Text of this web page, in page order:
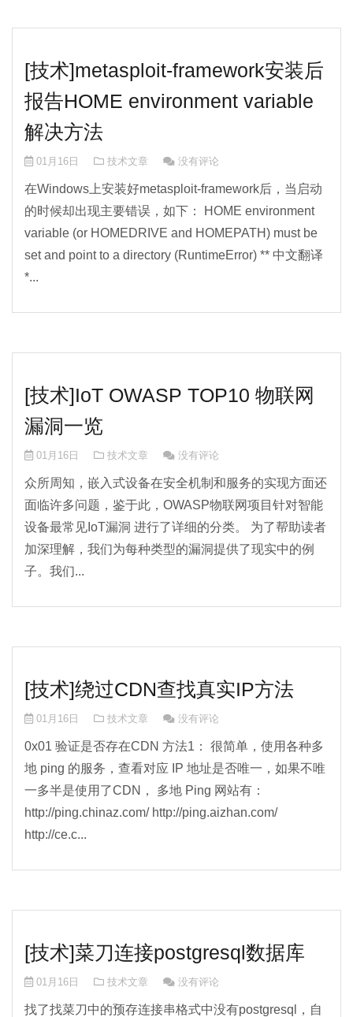
[技术]metasploit-framework安装后
报告HOME environment variable
解决方法
01月16日 技术文章 没有评论
在Windows上安装好metasploit-framework后，当启动
的时候却出现主要错误，如下： HOME environment
variable (or HOMEDRIVE and HOMEPATH) must be
set and point to a directory (RuntimeError) ** 中文翻译
*...
[技术]IoT OWASP TOP10 物联网
漏洞一览
01月16日 技术文章 没有评论
众所周知，嵌入式设备在安全机制和服务的实现方面还
面临许多问题，鉴于此，OWASP物联网项目针对智能
设备最常见IoT漏洞 进行了详细的分类。 为了帮助读者
加深理解，我们为每种类型的漏洞提供了现实中的例
子。我们...
[技术]绕过CDN查找真实IP方法
01月16日 技术文章 没有评论
0x01 验证是否存在CDN 方法1： 很简单，使用各种多
地 ping 的服务，查看对应 IP 地址是否唯一，如果不唯
一多半是使用了CDN， 多地 Ping 网站有：
http://ping.chinaz.com/ http://ping.aizhan.com/
http://ce.c...
[技术]菜刀连接postgresql数据库
01月16日 技术文章 没有评论
找了找菜刀中的预存连接串格式中没有postgresql，自